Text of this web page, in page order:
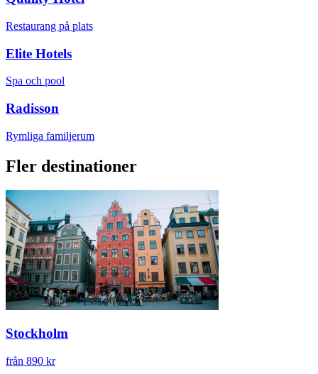
Restaurang på plats
Elite Hotels
Spa och pool
Radisson
Rymliga familjerum
Fler destinationer
Stockholm
från 890 kr